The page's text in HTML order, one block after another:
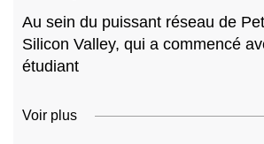
Au sein du puissant réseau de
Silicon Valley, qui a commencé
étudiant
Voir plus